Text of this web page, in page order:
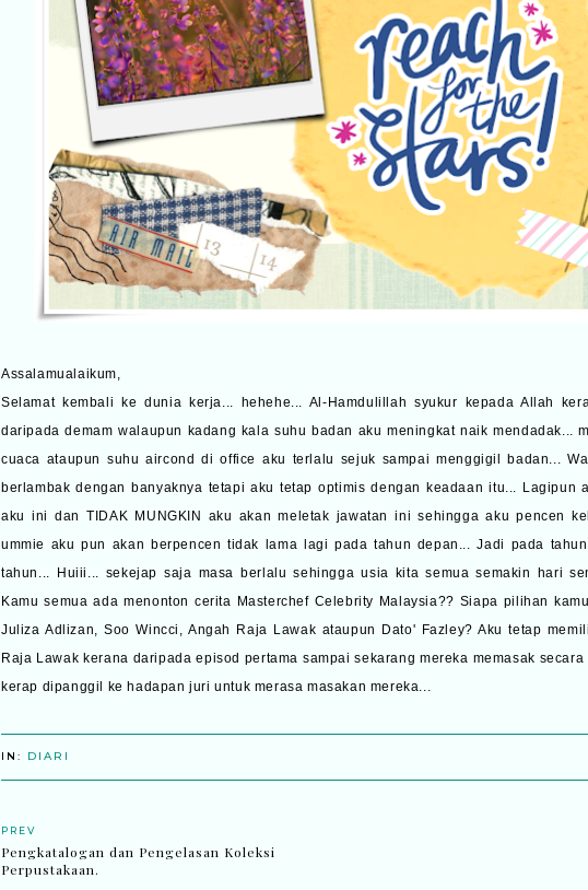
Assalamualaikum,
Selamat kembali ke dunia kerja... hehehe... Al-Hamdulillah syukur kepada Allah
daripada demam walaupun kadang kala suhu badan aku meningkat naik mendadak...
cuaca ataupun suhu aircond di office aku terlalu sejuk sampai menggigil badan...
berlambak dengan banyaknya tetapi aku tetap optimis dengan keadaan itu... Lagipun
aku ini dan TIDAK MUNGKIN aku akan meletak jawatan ini sehingga aku pencen
ummie aku pun akan berpencen tidak lama lagi pada tahun depan... Jadi pada
tahun... Huiii... sekejap saja masa berlalu sehingga usia kita semua semakin hari
Kamu semua ada menonton cerita Masterchef Celebrity Malaysia?? Siapa pilihan
Juliza Adlizan, Soo Wincci, Angah Raja Lawak ataupun Dato' Fazley? Aku tetap
Raja Lawak kerana daripada episod pertama sampai sekarang mereka memasak
kerap dipanggil ke hadapan juri untuk merasa masakan mereka...
IN: DIARI
PREV
Pengkatalogan dan Pengelasan Koleksi
Perpustakaan.